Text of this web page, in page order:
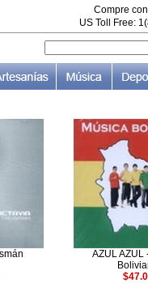
Compre
US Toll Free:
AZUL AZUL